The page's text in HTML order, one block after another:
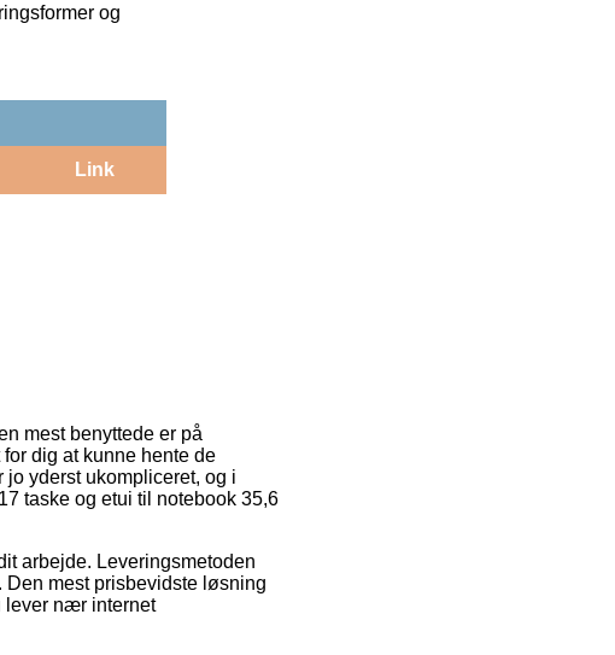
og
Link
mest benyttede er på
dig at kunne hente de
yderst ukompliceret, og i
taske og etui til notebook 35,6
arbejde. Leveringsmetoden
mest prisbevidste løsning
lever nær internet